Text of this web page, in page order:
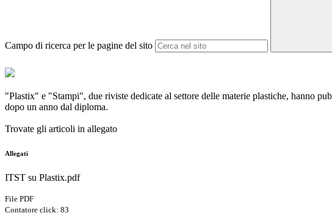
Campo di ricerca per le pagine del sito
"Plastix" e "Stampi", due riviste dedicate al settore delle materie plastiche, hanno
dopo un anno dal diploma.
Trovate gli articoli in allegato
Allegati
ITST su Plastix.pdf
File PDF
Contatore click: 83